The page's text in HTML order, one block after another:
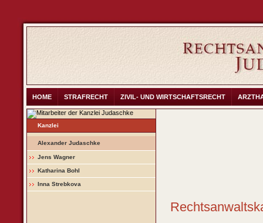
HOME STRAFRECHT ZIVIL- UND WIRTSCHAFTSRECHT
Kanzlei
Alexander Judaschke
Jens Wagner
Katharina Bohl
Inna Strebkova